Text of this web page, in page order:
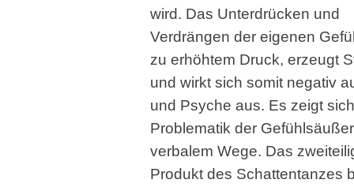
wird. Das Unterdrücken und
Verdrängen der eigenen
zu erhöhtem Druck, erzeugt
und wirkt sich somit negativ
und Psyche aus. Es zeigt
Problematik der
verbalem Wege. Das
Produkt des Schattentanzes